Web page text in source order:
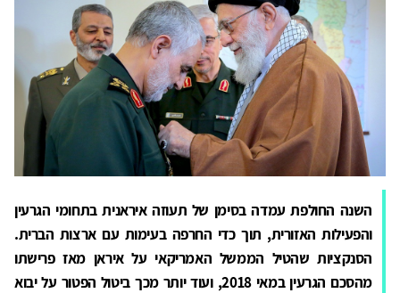
השנה החולפת עמדה בסימן של תעוזה איראנית בתחומי הגרעין
והפעילות האזורית, תוך כדי החרפה בעימות עם ארצות הברית.
הסנקציות שהטיל הממשל האמריקאי על איראן מאז פרישתו
מהסכם הגרעין במאי 2018, ועוד יותר מכך ביטול הפטור על יבוא